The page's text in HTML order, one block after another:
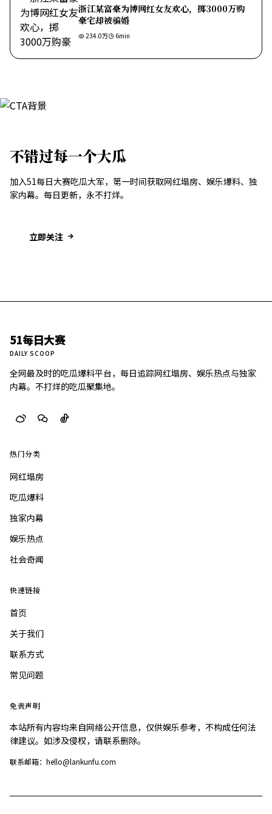
浙江某富豪为博网红女友欢心，掷3000万购
豪宅却被骗婚
234.0万 6min
不错过每一个大瓜
加入51每日大赛吃瓜大军，第一时间获取网红塌房、娱乐爆料、独
家内幕。每日更新，永不打烊。
立即关注
51每日大赛
DAILY SCOOP
全网最及时的吃瓜爆料平台，每日追踪网红塌房、娱乐热点与独家
内幕。不打烊的吃瓜聚集地。
热门分类
网红塌房
吃瓜爆料
独家内幕
娱乐热点
社会奇闻
快速链接
首页
关于我们
联系方式
常见问题
免责声明
本站所有内容均来自网络公开信息，仅供娱乐参考，不构成任何法
律建议。如涉及侵权，请联系删除。
联系邮箱：hello@lankunfu.com